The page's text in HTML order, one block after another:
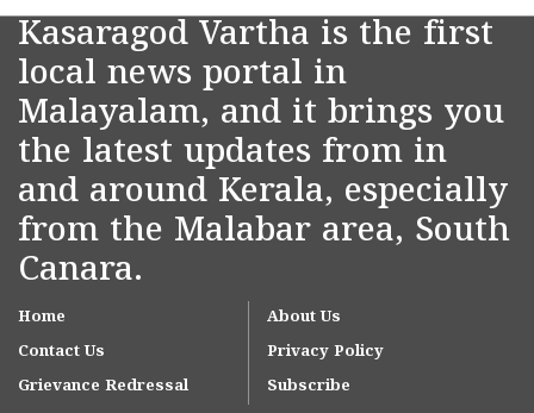
Kasaragod Vartha is the first
local news portal in
Malayalam, and it brings you
the latest updates from in
and around Kerala, especially
from the Malabar area, South
Canara.
Home
About Us
Contact Us
Privacy Policy
Grievance Redressal
Subscribe